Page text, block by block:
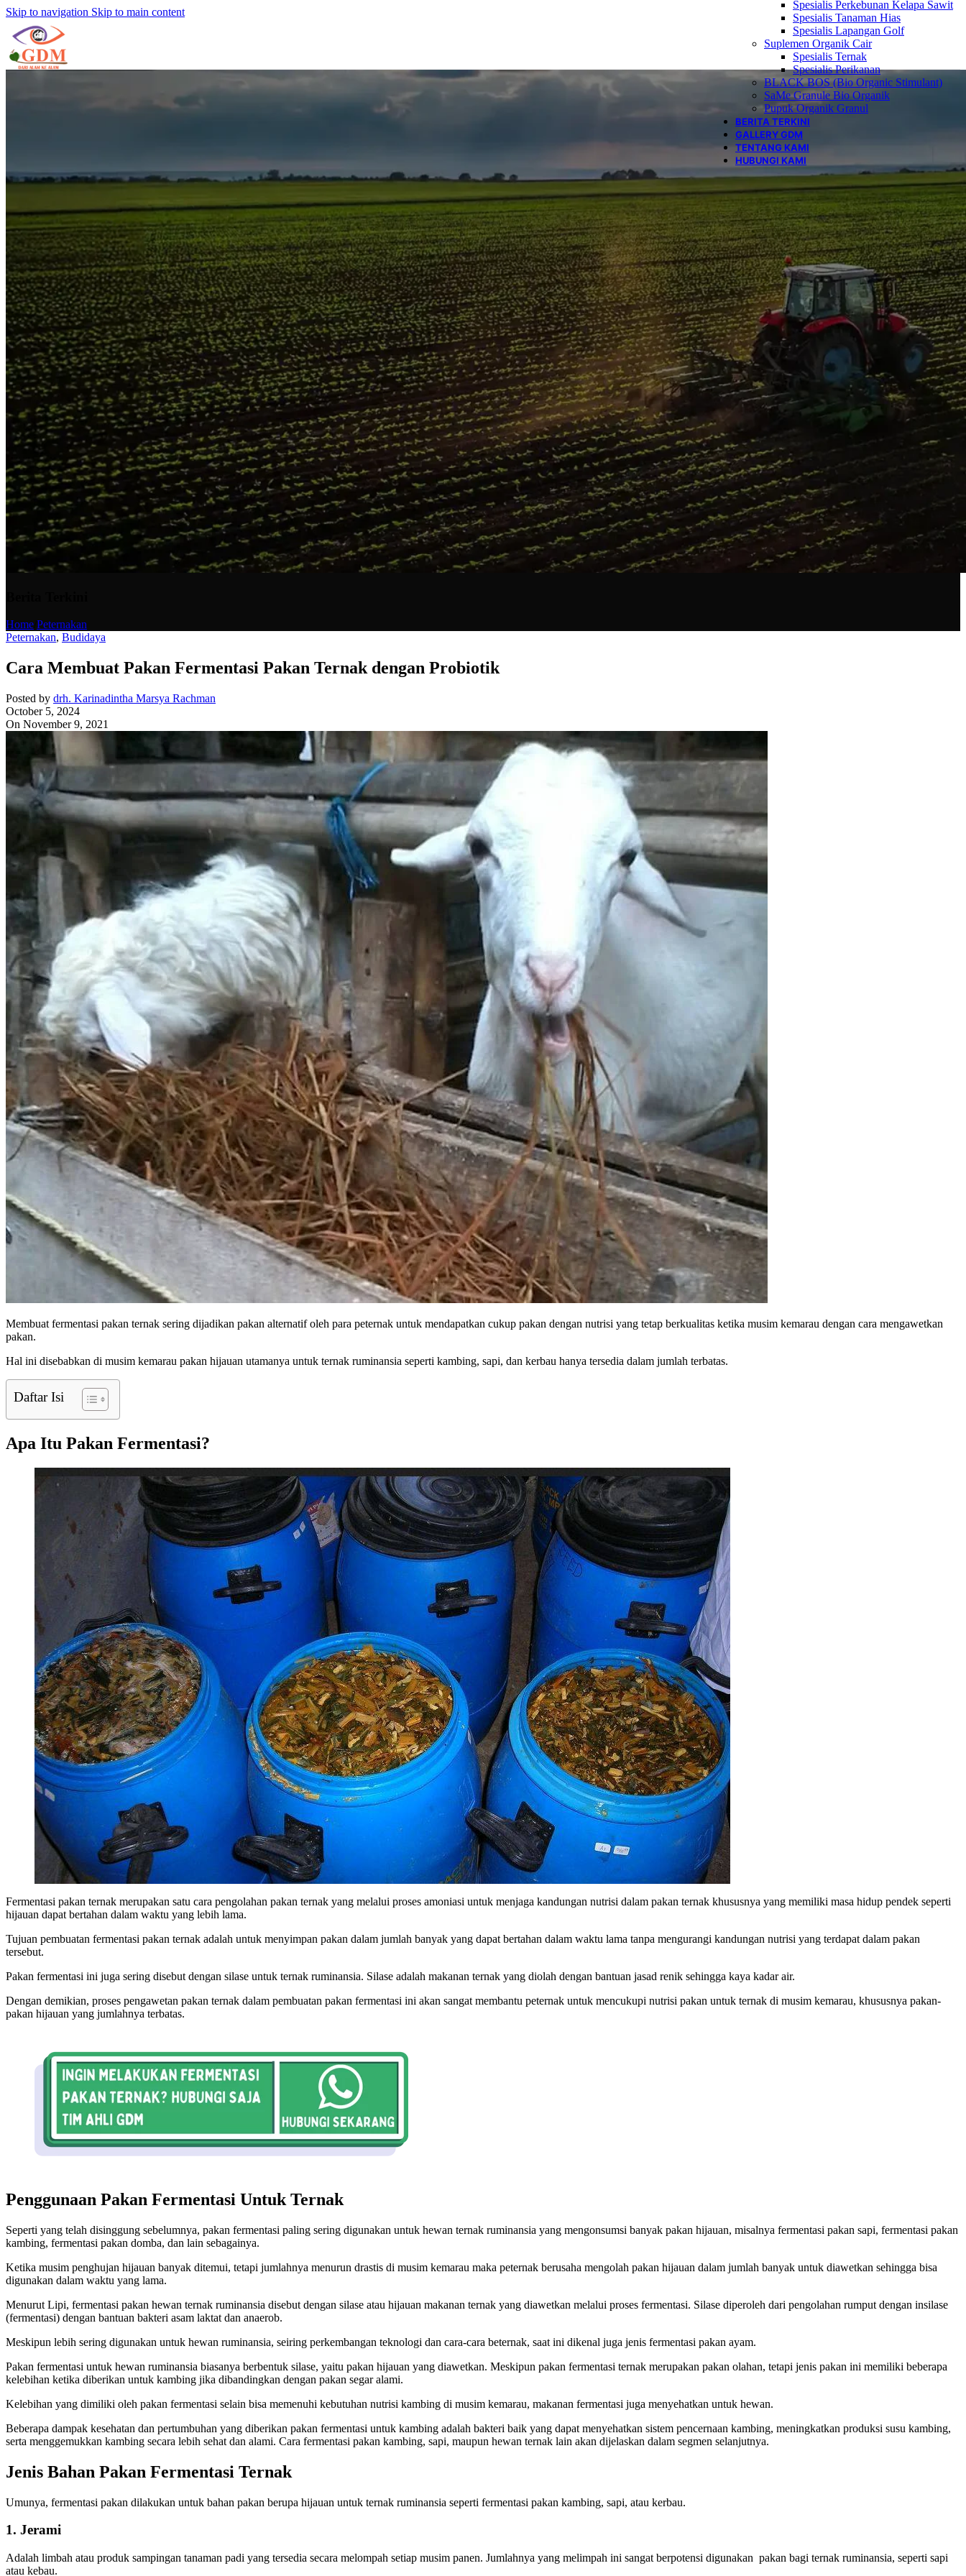
Skip to navigation Skip to main content
Spesialis Perkebunan Kelapa Sawit
Spesialis Tanaman Hias
Spesialis Lapangan Golf
Suplemen Organik Cair
Spesialis Ternak
Spesialis Perikanan
BLACK BOS (Bio Organic Stimulant)
SaMe Granule Bio Organik
Pupuk Organik Granul
BERITA TERKINI
GALLERY GDM
TENTANG KAMI
HUBUNGI KAMI
Home Peternakan
Peternakan, Budidaya
Cara Membuat Pakan Fermentasi Pakan Ternak dengan Probiotik
Posted by drh. Karinadintha Marsya Rachman
October 5, 2024
On November 9, 2021
Membuat fermentasi pakan ternak sering dijadikan pakan alternatif oleh para peternak untuk mendapatkan cukup pakan dengan nutrisi yang tetap berkualitas ketika musim kemarau dengan cara mengawetkan
pakan.
Hal ini disebabkan di musim kemarau pakan hijauan utamanya untuk ternak ruminansia seperti kambing, sapi, dan kerbau hanya tersedia dalam jumlah terbatas.
Daftar Isi
Apa Itu Pakan Fermentasi?
Fermentasi pakan ternak merupakan satu cara pengolahan pakan ternak yang melalui proses amoniasi untuk menjaga kandungan nutrisi dalam pakan ternak khususnya yang memiliki masa hidup pendek seperti
hijauan dapat bertahan dalam waktu yang lebih lama.
Tujuan pembuatan fermentasi pakan ternak adalah untuk menyimpan pakan dalam jumlah banyak yang dapat bertahan dalam waktu lama tanpa mengurangi kandungan nutrisi yang terdapat dalam pakan
tersebut.
Pakan fermentasi ini juga sering disebut dengan silase untuk ternak ruminansia. Silase adalah makanan ternak yang diolah dengan bantuan jasad renik sehingga kaya kadar air.
Dengan demikian, proses pengawetan pakan ternak dalam pembuatan pakan fermentasi ini akan sangat membantu peternak untuk mencukupi nutrisi pakan untuk ternak di musim kemarau, khususnya pakan-
pakan hijauan yang jumlahnya terbatas.
Penggunaan Pakan Fermentasi Untuk Ternak
Seperti yang telah disinggung sebelumnya, pakan fermentasi paling sering digunakan untuk hewan ternak ruminansia yang mengonsumsi banyak pakan hijauan, misalnya fermentasi pakan sapi, fermentasi pakan
kambing, fermentasi pakan domba, dan lain sebagainya.
Ketika musim penghujan hijauan banyak ditemui, tetapi jumlahnya menurun drastis di musim kemarau maka peternak berusaha mengolah pakan hijauan dalam jumlah banyak untuk diawetkan sehingga bisa
digunakan dalam waktu yang lama.
Menurut Lipi, fermentasi pakan hewan ternak ruminansia disebut dengan silase atau hijauan makanan ternak yang diawetkan melalui proses fermentasi. Silase diperoleh dari pengolahan rumput dengan insilase
(fermentasi) dengan bantuan bakteri asam laktat dan anaerob.
Meskipun lebih sering digunakan untuk hewan ruminansia, seiring perkembangan teknologi dan cara-cara beternak, saat ini dikenal juga jenis fermentasi pakan ayam.
Pakan fermentasi untuk hewan ruminansia biasanya berbentuk silase, yaitu pakan hijauan yang diawetkan. Meskipun pakan fermentasi ternak merupakan pakan olahan, tetapi jenis pakan ini memiliki beberapa
kelebihan ketika diberikan untuk kambing jika dibandingkan dengan pakan segar alami.
Kelebihan yang dimiliki oleh pakan fermentasi selain bisa memenuhi kebutuhan nutrisi kambing di musim kemarau, makanan fermentasi juga menyehatkan untuk hewan.
Beberapa dampak kesehatan dan pertumbuhan yang diberikan pakan fermentasi untuk kambing adalah bakteri baik yang dapat menyehatkan sistem pencernaan kambing, meningkatkan produksi susu kambing,
serta menggemukkan kambing secara lebih sehat dan alami. Cara fermentasi pakan kambing, sapi, maupun hewan ternak lain akan dijelaskan dalam segmen selanjutnya.
Jenis Bahan Pakan Fermentasi Ternak
Umunya, fermentasi pakan dilakukan untuk bahan pakan berupa hijauan untuk ternak ruminansia seperti fermentasi pakan kambing, sapi, atau kerbau.
1. Jerami
Adalah limbah atau produk sampingan tanaman padi yang tersedia secara melompah setiap musim panen. Jumlahnya yang melimpah ini sangat berpotensi digunakan pakan bagi ternak ruminansia, seperti sapi
atau kebau.